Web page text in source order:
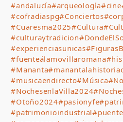
#andalucía#arqueología#cine
#cofradiaspg#Conciertos
#Cuaresma2025#Cultura
#culturaytradicion
#experienciasunicas
#fuenteálamovillaromana
#Mananta
#musicaendirecto#Música
#NochesenlaVilla2024
#Otoño2024#pasionyfe
#patrimonioindustrial